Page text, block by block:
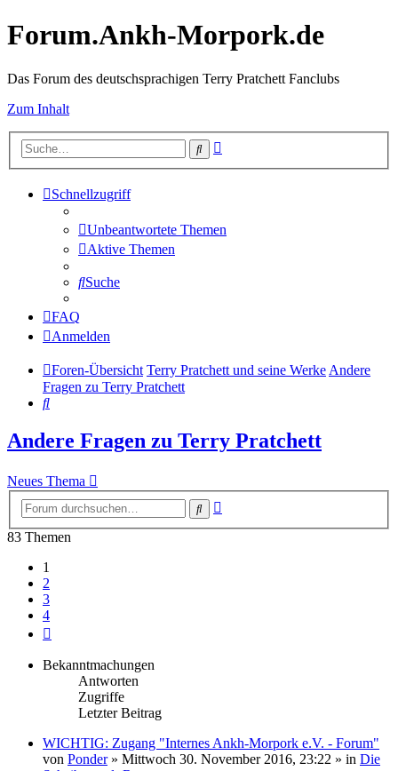
Forum.Ankh-Morpork.de
Das Forum des deutschsprachigen Terry Pratchett Fanclubs
Zum Inhalt
Suche
Schnellzugriff
Unbeantwortete Themen
Aktive Themen
Suche
FAQ
Anmelden
Foren-Übersicht Terry Pratchett und seine WerkeAndere
Fragen zu Terry Pratchett
Suche
Andere Fragen zu Terry Pratchett
Neues Thema
Suche
83 Themen
1
2
3
4
Bekanntmachungen
Antworten
Zugriffe
Letzter Beitrag
WICHTIG: Zugang "Internes Ankh-Morpork e.V. - Forum"
von Ponder» Mittwoch 30. November 2016, 23:22 » in Die